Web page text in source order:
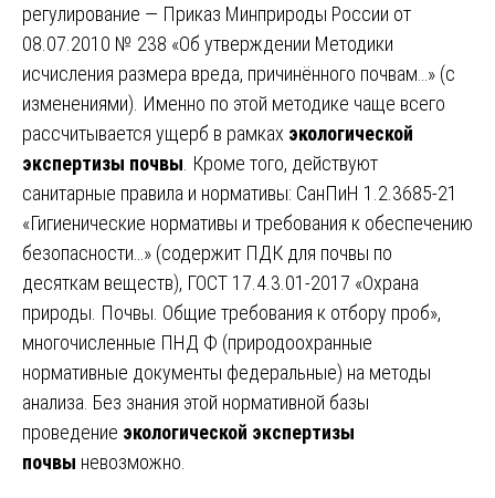
регулирование — Приказ Минприроды России от
08.07.2010 № 238 «Об утверждении Методики
исчисления размера вреда, причинённого почвам…» (с
изменениями). Именно по этой методике чаще всего
рассчитывается ущерб в рамках экологической
экспертизы почвы . Кроме того, действуют
санитарные правила и нормативы: СанПиН 1.2.3685-21
«Гигиенические нормативы и требования к обеспечению
безопасности…» (содержит ПДК для почвы по
десяткам веществ), ГОСТ 17.4.3.01-2017 «Охрана
природы. Почвы. Общие требования к отбору проб»,
многочисленные ПНД Ф (природоохранные
нормативные документы федеральные) на методы
анализа. Без знания этой нормативной базы
проведение экологической экспертизы
почвы невозможно.